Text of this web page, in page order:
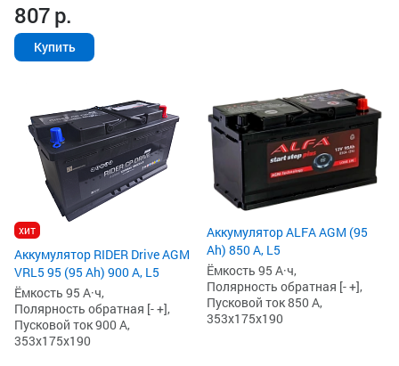
807р.
Купить
хит
Аккумулятор RIDER Drive AGM
VRL5 95 (95 Ah) 900 А, L5
Ёмкость 95 А·ч,
Полярность обратная [- +],
Пусковой ток 900 А,
353x175x190
Аккумулятор ALFA AGM (95
Ah) 850 А, L5
Ёмкость 95 А·ч,
Полярность обратная [- +],
Пусковой ток 850 А,
353x175x190